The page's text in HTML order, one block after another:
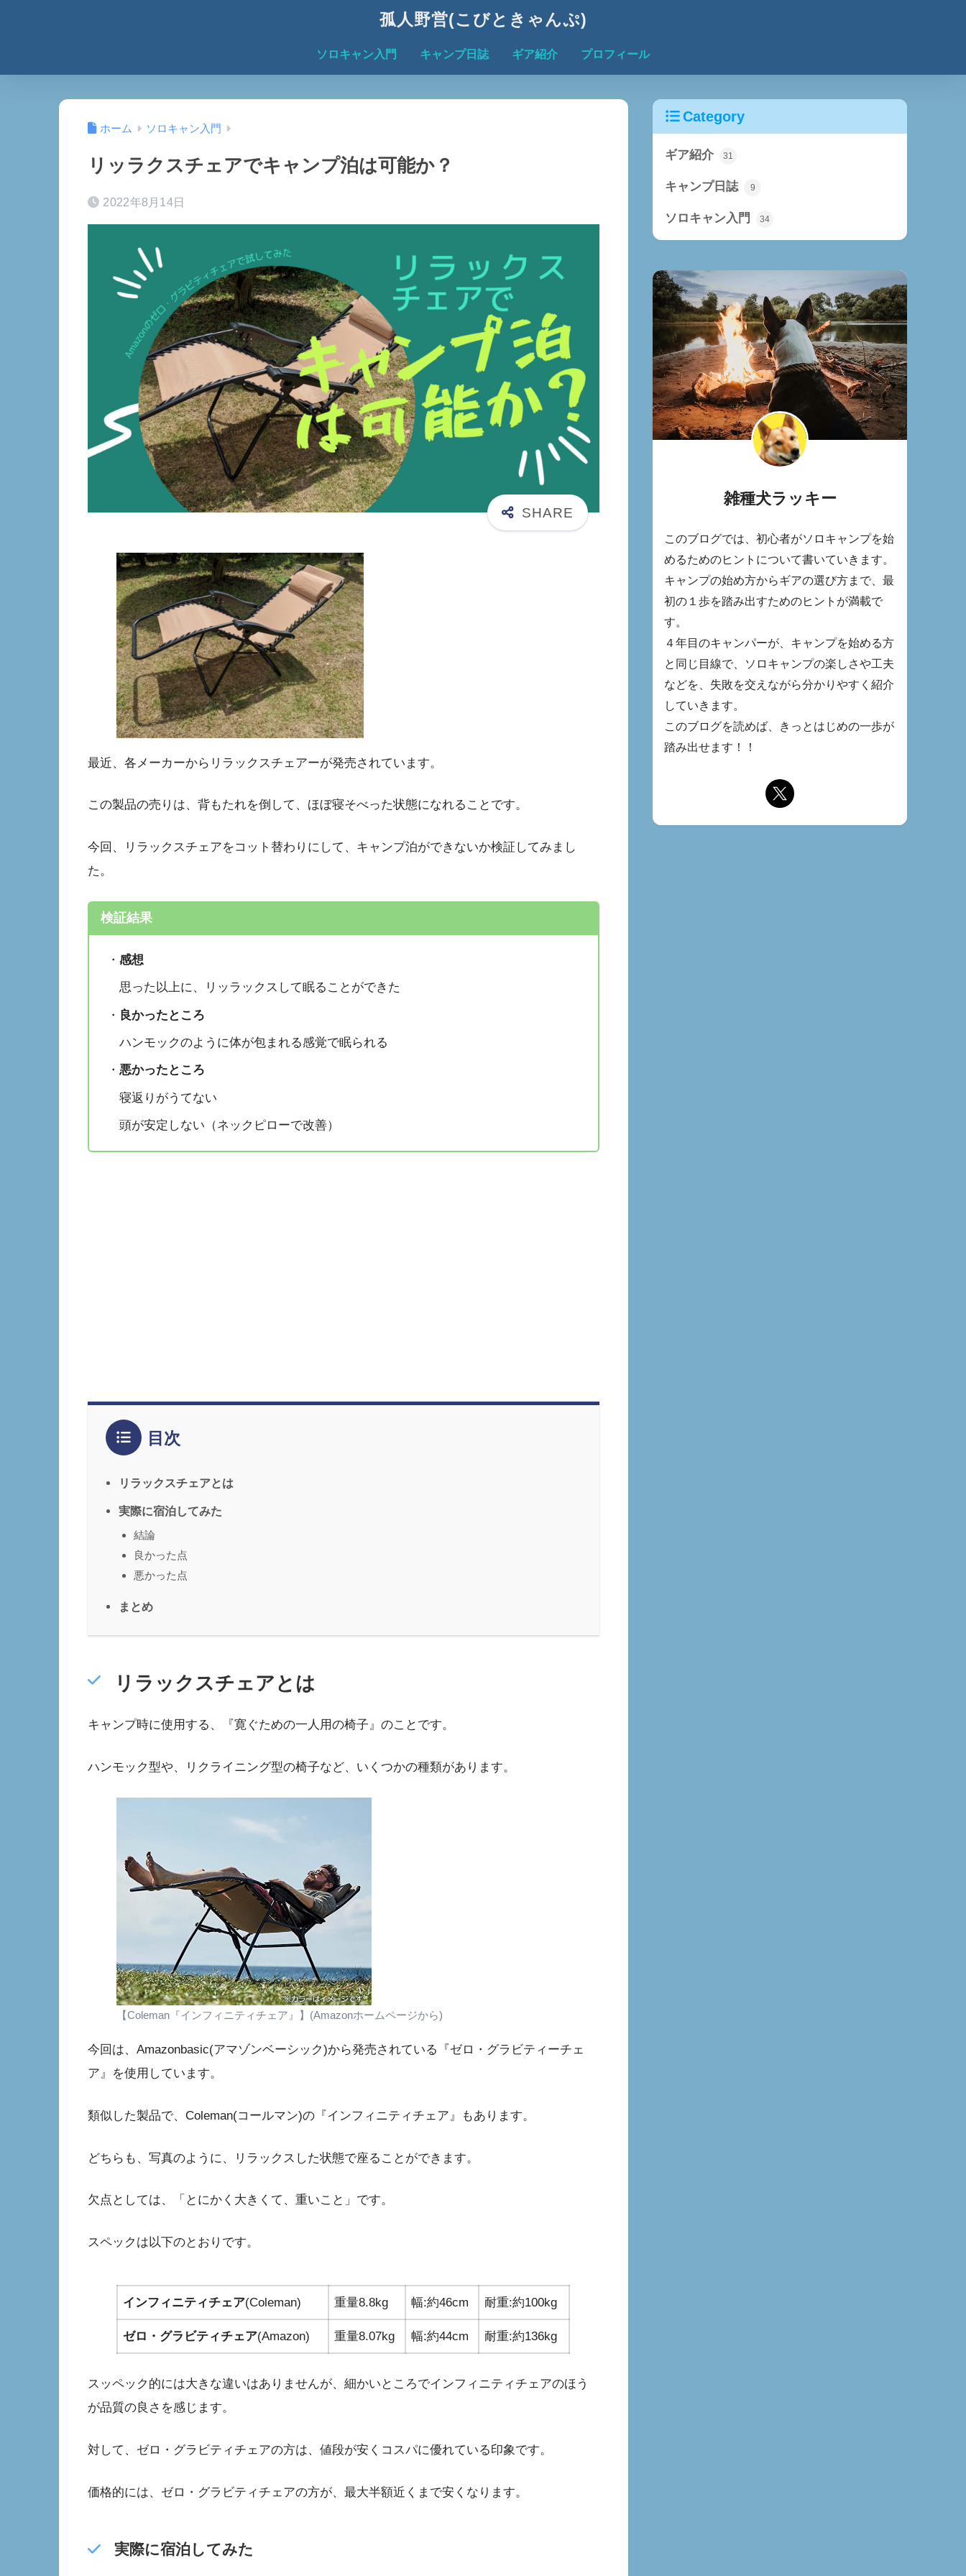
孤人野営(こびときゃんぷ)
ソロキャン入門 キャンプ日誌 ギア紹介 プロフィール
ホーム ソロキャン入門
リッラクスチェアでキャンプ泊は可能か？
2022年8月14日
最近、各メーカーからリラックスチェアーが発売されています。
この製品の売りは、背もたれを倒して、ほぼ寝そべった状態になれることです。
今回、リラックスチェアをコット替わりにして、キャンプ泊ができないか検証してみまし
た。
検証結果
・ 感想
思った以上に、リッラックスして眠ることができた
・ 良かったところ
ハンモックのように体が包まれる感覚で眠られる
・ 悪かったところ
寝返りがうてない
頭が安定しない（ネックピローで改善）
目次
リラックスチェアとは
実際に宿泊してみた
結論
良かった点
悪かった点
まとめ
リラックスチェアとは
キャンプ時に使用する、『寛ぐための一人用の椅子』のことです。
ハンモック型や、リクライニング型の椅子など、いくつかの種類があります。
【Coleman『インフィニティチェア』】(Amazonホームページから)
今回は、Amazonbasic(アマゾンベーシック)から発売されている『ゼロ・グラビティーチェ
ア』を使用しています。
類似した製品で、Coleman(コールマン)の『インフィニティチェア』もあります。
どちらも、写真のように、リラックスした状態で座ることができます。
欠点としては、「とにかく大きくて、重いこと」です。
スペックは以下のとおりです。
インフィニティチェア(Coleman) 重量8.8kg 幅:約46cm 耐重:約100kg
ゼロ・グラビティチェア(Amazon) 重量8.07kg 幅:約44cm 耐重:約136kg
スッペック的には大きな違いはありませんが、細かいところでインフィニティチェアのほう
が品質の良さを感じます。
対して、ゼロ・グラビティチェアの方は、値段が安くコスパに優れている印象です。
価格的には、ゼロ・グラビティチェアの方が、最大半額近くまで安くなります。
実際に宿泊してみた
Category
ギア紹介 31
キャンプ日誌 9
ソロキャン入門 34
雑種犬ラッキー
このブログでは、初心者がソロキャンプを始
めるためのヒントについて書いていきます。
キャンプの始め方からギアの選び方まで、最
初の１歩を踏み出すためのヒントが満載で
す。
４年目のキャンパーが、キャンプを始める方
と同じ目線で、ソロキャンプの楽しさや工夫
などを、失敗を交えながら分かりやすく紹介
していきます。
このブログを読めば、きっとはじめの一歩が
踏み出せます！！